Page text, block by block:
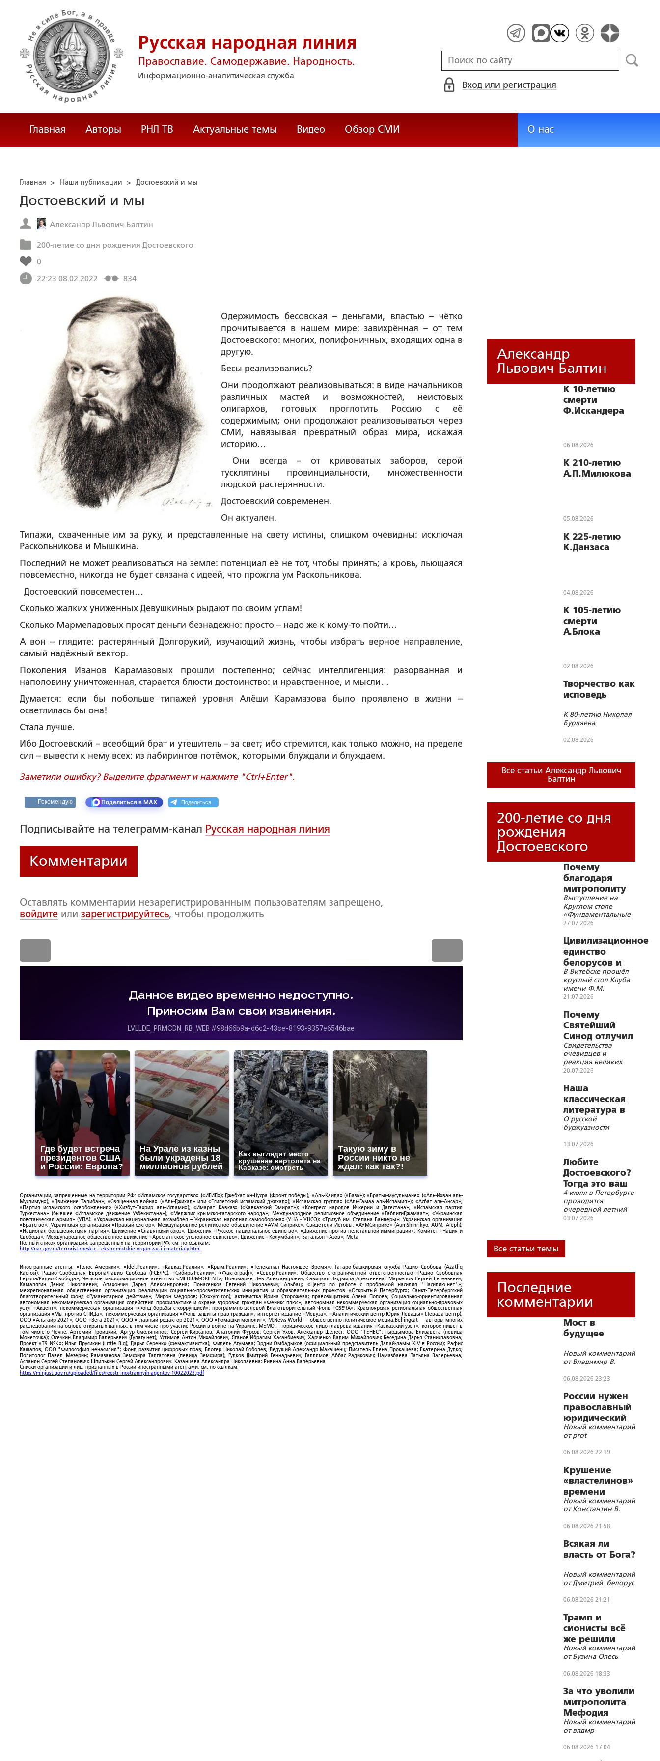
Русская народная линия
Православие. Самодержавие. Народность.
Информационно-аналитическая служба
Вход или регистрация
Главная Авторы РНЛ ТВ Актуальные темы Видео Обзор СМИ О нас
Главная > Наши публикации > Достоевский и мы
Достоевский и мы
Александр Львович Балтин
200-летие со дня рождения Достоевского
0
22:23 08.02.2022
834
Одержимость бесовская – деньгами, властью – чётко
прочитывается в нашем мире: завихрённая – от тем
Достоевского: многих, полифоничных, входящих одна в
другую.
Бесы реализовались?
Они продолжают реализовываться: в виде начальников
различных мастей и возможностей, неистовых
олигархов, готовых проглотить Россию с её
содержимым; они продолжают реализовываться через
СМИ, навязывая превратный образ мира, искажая
историю…
Они всегда – от кривоватых заборов, серой
тусклятины провинциальности, множественности
людской растерянности.
Достоевский современен.
Он актуален.
Типажи, схваченные им за руку, и представленные на свету истины, слишком очевидны: исключая
Раскольникова и Мышкина.
Последний не может реализоваться на земле: потенциал её не тот, чтобы принять; а кровь, льющаяся
повсеместно, никогда не будет связана с идеей, что прожгла ум Раскольникова.
Достоевский повсеместен…
Сколько жалких униженных Девушкиных рыдают по своим углам!
Сколько Мармеладовых просят деньги безнадежно: просто – надо же к кому-то пойти…
А вон – глядите: растерянный Долгорукий, изучающий жизнь, чтобы избрать верное направление,
самый надёжный вектор.
Поколения Иванов Карамазовых прошли постепенно; сейчас интеллигенция: разорванная и
наполовину уничтоженная, старается блюсти достоинство: и нравственное, и мысли…
Думается: если бы побольше типажей уровня Алёши Карамазова было проявлено в жизни –
осветлилась бы она!
Стала лучше.
Ибо Достоевский – всеобщий брат и утешитель – за свет; ибо стремится, как только можно, на пределе
сил – вывести к нему всех: из лабиринтов потёмок, которыми блуждали и блуждаем.
Заметили ошибку? Выделите фрагмент и нажмите "Ctrl+Enter".
Рекомендую Поделиться в MAX Поделиться
Подписывайте на телеграмм-канал Русская народная линия
Комментарии
Оставлять комментарии незарегистрированным пользователям запрещено,
войдите или зарегистрируйтесь, чтобы продолжить
Где будет встреча
президентов США
и России: Европа?
На Урале из казны
были украдены 18
миллионов рублей
Как выглядит место
крушение вертолета на
Кавказе: смотреть
Такую зиму в
России никто не
ждал: как так?!
Организации, запрещенные на территории РФ: «Исламское государство» («ИГИЛ»); Джебхат ан-Нусра (Фронт победы); «Аль-Каида» («База»); «Братья-мусульмане» («Аль-Ихван аль-
Муслимун»); «Движение Талибан»; «Священная война» («Аль-Джихад» или «Египетский исламский джихад»); «Исламская группа» («Аль-Гамаа аль-Исламия»); «Асбат аль-Ансар»;
«Партия исламского освобождения» («Хизбут-Тахрир аль-Ислами»); «Имарат Кавказ» («Кавказский Эмират»); «Конгресс народов Ичкерии и Дагестана»; «Исламская партия
Туркестана» (бывшее «Исламское движение Узбекистана»); «Меджлис крымско-татарского народа»; Международное религиозное объединение «ТаблигиДжамаат»; «Украинская
повстанческая армия» (УПА); «Украинская национальная ассамблея – Украинская народная самооборона» (УНА - УНСО); «Тризуб им. Степана Бандеры»; Украинская организация
«Братство»; Украинская организация «Правый сектор»; Международное религиозное объединение «АУМ Синрике»; Свидетели Иеговы; «АУМСинрике» (AumShinrikyo, AUM, Aleph);
«Национал-большевистская партия»; Движение «Славянский союз»; Движения «Русское национальное единство»; «Движение против нелегальной иммиграции»; Комитет «Нация и
Свобода»; Международное общественное движение «Арестантское уголовное единство»; Движение «Колумбайн»; Батальон «Азов»; Meta
Полный список организаций, запрещенных на территории РФ, см. по ссылкам:
http://nac.gov.ru/terroristicheskie-i-ekstremistskie-organizacii-i-materialy.html
Иностранные агенты: «Голос Америки»; «Idel.Реалии»; «Кавказ.Реалии»; «Крым.Реалии»; «Телеканал Настоящее Время»; Татаро-башкирская служба Радио Свобода (Azatliq
Radiosi); Радио Свободная Европа/Радио Свобода (PCE/PC); «Сибирь.Реалии»; «Фактограф»; «Север.Реалии»; Общество с ограниченной ответственностью «Радио Свободная
Европа/Радио Свобода»; Чешское информационное агентство «MEDIUM-ORIENT»; Пономарев Лев Александрович; Савицкая Людмила Алексеевна; Маркелов Сергей Евгеньевич;
Камалягин Денис Николаевич; Апахончич Дарья Александровна; Понасенков Евгений Николаевич; Альбац; «Центр по работе с проблемой насилия "Насилию.нет"»;
межрегиональная общественная организация реализации социально-просветительских инициатив и образовательных проектов «Открытый Петербург»; Санкт-Петербургский
благотворительный фонд «Гуманитарное действие»; Мирон Федоров; (Oxxxymiron); активистка Ирина Сторожева; правозащитник Алена Попова; Социально-ориентированная
автономная некоммерческая организация содействия профилактике и охране здоровья граждан «Феникс плюс»; автономная некоммерческая организация социально-правовых
услуг «Акцент»; некоммерческая организация «Фонд борьбы с коррупцией»; программно-целевой Благотворительный Фонд «СВЕЧА»; Красноярская региональная общественная
организация «Мы против СПИДа»; некоммерческая организация «Фонд защиты прав граждан»; интернет-издание «Медуза»; «Аналитический центр Юрия Левады» (Левада-центр);
ООО «Альтаир 2021»; ООО «Вега 2021»; ООО «Главный редактор 2021»; ООО «Ромашки монолит»; M.News World — общественно-политическое медиа;Bellingcat — авторы многих
расследований на основе открытых данных, в том числе про участие России в войне на Украине; МЕМО — юридическое лицо главреда издания «Кавказский узел», которое пишет в
том числе о Чечне; Артемий Троицкий; Артур Смолянинов; Сергей Кирсанов; Анатолий Фурсов; Сергей Ухов; Александр Шелест; ООО "ТЕНЕС"; Гырдымова Елизавета (певица
Монеточка); Осечкин Владимир Валерьевич (Гулагу.нет); Устимов Антон Михайлович; Яганов Ибрагим Хасанбиевич; Харченко Вадим Михайлович; Беседина Дарья Станиславовна;
Проект «T9 NSK»; Илья Прусикин (Little Big); Дарья Серенко (фемактивистка); Фидель Агумава; Эрдни Омбадыков (официальный представитель Далай-ламы XIV в России); Рафис
Кашапов; ООО "Философия ненасилия"; Фонд развития цифровых прав; Блогер Николай Соболев; Ведущий Александр Макашенц; Писатель Елена Прокашева; Екатерина Дудко;
Политолог Павел Мезерин; Рамазанова Земфира Талгатовна (певица Земфира); Гудков Дмитрий Геннадьевич; Галлямов Аббас Радикович; Намазбаева Татьяна Валерьевна;
Асланян Сергей Степанович; Шпилькин Сергей Александрович; Казанцева Александра Николаевна; Ривина Анна Валерьевна
Списки организаций и лиц, признанных в России иностранными агентами, см. по ссылкам:
https://minjust.gov.ru/uploaded/files/reestr-inostrannyih-agentov-10022023.pdf
Александр
Львович Балтин
К 10-летию
смерти
Ф.Искандера
06.08.2026
К 210-летию
А.П.Милюкова
05.08.2026
К 225-летию
К.Данзаса
04.08.2026
К 105-летию
смерти
А.Блока
02.08.2026
Творчество как
исповедь
К 80-летию Николая
Бурляева
02.08.2026
Все статьи Александр Львович
Балтин
200-летие со дня
рождения
Достоевского
Почему
благодаря
митрополиту
Иосифу
(Семашко)
Белоруссия не
Галичиной, а
Достоевский
является
великим
белорусом?
Выступление на
Круглом столе
«Фундаментальные
основы Союзного
современные
геополитические
вызовы»
27.07.2026
Цивилизационное
единство
белорусов и
русских – основа
строительства
Союзного
В Витебске прошёл
круглый стол Клуба
имени Ф.М.
Достоевского
21.07.2026
Почему
Святейший
Синод отлучил
Льва Толстого
от Церкви?
Свидетельства
очевидцев и
реакция великих
современников
20.07.2026
Наша
классическая
литература в
назидание
потомкам
О русской
буржуазности
13.07.2026
Любите
Достоевского?
Тогда это ваш
день!
4 июля в Петербурге
проводится
очередной летний
День Достоевского
03.07.2026
Все статьи темы
Последние
комментарии
Мост в
будущее
Новый комментарий
от Владимир В.
06.08.2026 23:23
России нужен
православный
юридический
СОБР
Новый комментарий
от prot
06.08.2026 22:19
Крушение
«властелинов»
времени
Новый комментарий
от Константин В.
06.08.2026 21:58
Всякая ли
власть от Бога?
Новый комментарий
от Дмитрий_белорус
06.08.2026 21:21
Трамп и
сионисты всё
же решили
убить лидера
Ирана
Новый комментарий
от Бузина Олесь
06.08.2026 18:33
За что уволили
митрополита
Мефодия
(Немцова)?
Новый комментарий
от влдмр
06.08.2026 17:04